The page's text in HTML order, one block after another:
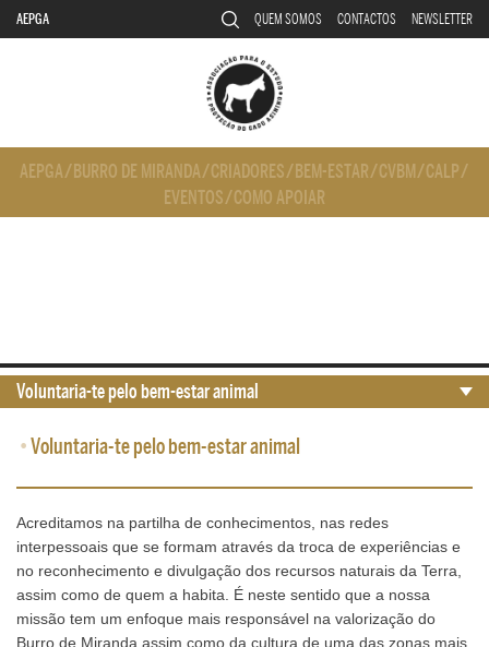
AEPGA QUEM SOMOS CONTACTOS NEWSLETTER
AEPGA/ BURRO DE MIRANDA/CRIADORES/ BEM-ESTAR/CVBM/CALP/
EVENTOS/COMO APOIAR
•Voluntaria-te pelo bem-estar animal
Acreditamos na partilha de conhecimentos, nas redes
interpessoais que se formam através da troca de experiências e
no reconhecimento e divulgação dos recursos naturais da Terra,
assim como de quem a habita. É neste sentido que a nossa
missão tem um enfoque mais responsável na valorização do
Burro de Miranda assim como da cultura de uma das zonas mais
Voluntaria-te pelo bem-estar animal